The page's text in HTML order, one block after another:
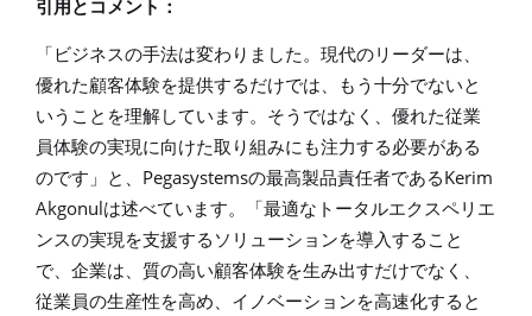
引用とコメント：
「ビジネスの手法は変わりました。現代のリーダーは、
優れた顧客体験を提供するだけでは、もう十分でないと
いうことを理解しています。そうではなく、優れた従業
員体験の実現に向けた取り組みにも注力する必要がある
のです」と、 Pegasystemsの最高製品責任者であるKerim
Akgonulは述べています。「最適なトータルエクスペリエ
ンスの実現を支援するソリューションを導入すること
で、企業は、質の高い顧客体験を生み出すだけでなく、
従業員の生産性を高め、イノベーションを高速化すると